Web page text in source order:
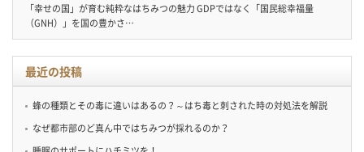
「幸せの国」が育む純粋なはちみつの魅力 GDPではなく「国民総幸福量
（GNH）」を国の豊かさ…
最近の投稿
蜂の種類とその毒に違いはあるの？～はち毒と刺された時の対処法を解説
なぜ都市部のど真ん中ではちみつが採れるのか？